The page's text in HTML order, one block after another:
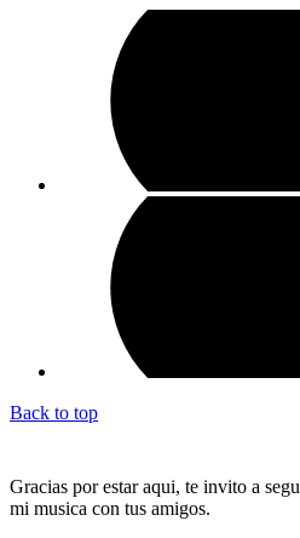
Back to top
Gracias por estar aqui, te invito a
mi musica con tus amigos.